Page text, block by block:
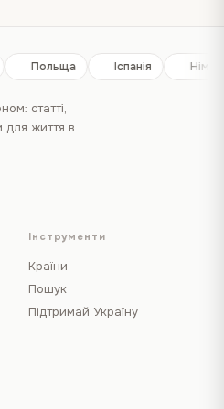
Польща Іспанія
статті,
для життя в
Інструменти
Країни
Пошук
Підтримай Україну